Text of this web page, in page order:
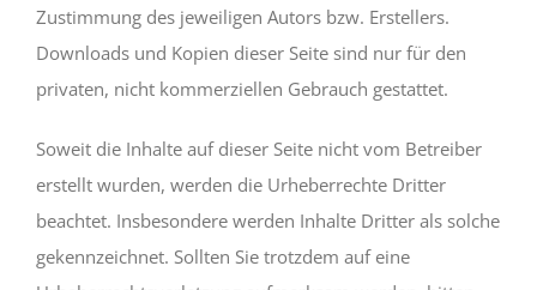
Zustimmung des jeweiligen Autors bzw. Erstellers.
Downloads und Kopien dieser Seite sind nur für den
privaten, nicht kommerziellen Gebrauch gestattet.
Soweit die Inhalte auf dieser Seite nicht vom Betreiber
erstellt wurden, werden die Urheberrechte Dritter
beachtet. Insbesondere werden Inhalte Dritter als solche
gekennzeichnet. Sollten Sie trotzdem auf eine